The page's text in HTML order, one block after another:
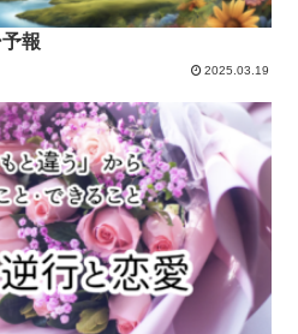
報
2025.03.19